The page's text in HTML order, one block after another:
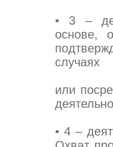
• 3 –
основе,
случаях
или
• 4 –